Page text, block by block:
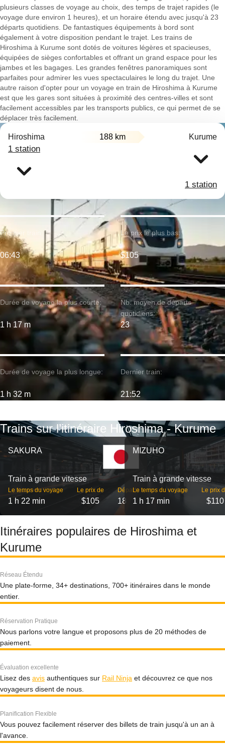
plusieurs classes de voyage au choix, des temps de trajet rapides (le
voyage dure environ 1 heures), et un horaire étendu avec jusqu'à 23
départs quotidiens. De fantastiques équipements à bord sont
également à votre disposition pendant le trajet. Les trains de
Hiroshima à Kurume sont dotés de voitures légères et spacieuses,
équipées de sièges confortables et offrant un grand espace pour les
jambes et les bagages. Les grandes fenêtres panoramiques sont
parfaites pour admirer les vues spectaculaires le long du trajet. Une
autre raison d'opter pour un voyage en train de Hiroshima à Kurume
est que les gares sont situées à proximité des centres-villes et sont
facilement accessibles par les transports publics, ce qui permet de se
déplacer très facilement.
Hiroshima 188 km Kurume
1 station
1 station
Durée de voyage la plus courte:
1 h 17 m
Premier train:
06:43
Durée de voyage la plus longue:
1 h 32 m
Le prix le plus bas:
$105
Nb. moyen de départs
quotidiens:
23
Dernier train:
21:52
Trains sur l’itinéraire Hiroshima - Kurume
SAKURA
Train à grande vitesse
Le temps du voyage
1 h 22 min
Le prix de
$105
Départs
18
MIZUHO
Train à grande vitesse
Le temps du voyage
1 h 17 min
Le prix
$110
Itinéraires populaires de Hiroshima et
Kurume
Réseau Étendu
Une plate-forme, 34+ destinations, 700+ itinéraires dans le monde
entier.
Réservation Pratique
Nous parlons votre langue et proposons plus de 20 méthodes de
paiement.
Évaluation excellente
Lisez des avis authentiques sur Rail Ninja et découvrez ce que nos
voyageurs disent de nous.
Planification Flexible
Vous pouvez facilement réserver des billets de train jusqu'à un an à
l'avance.